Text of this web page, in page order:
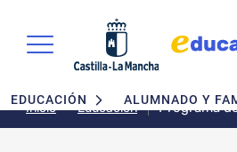
Navegación principal
EDUCACIÓN ALUMNADO Y
Inicio Educación
Programa
frutas,